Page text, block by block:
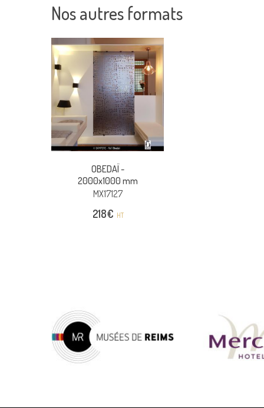
Nos autres formats
OBEDAÏ -
2000x1000 mm
MX17127
218€ HT